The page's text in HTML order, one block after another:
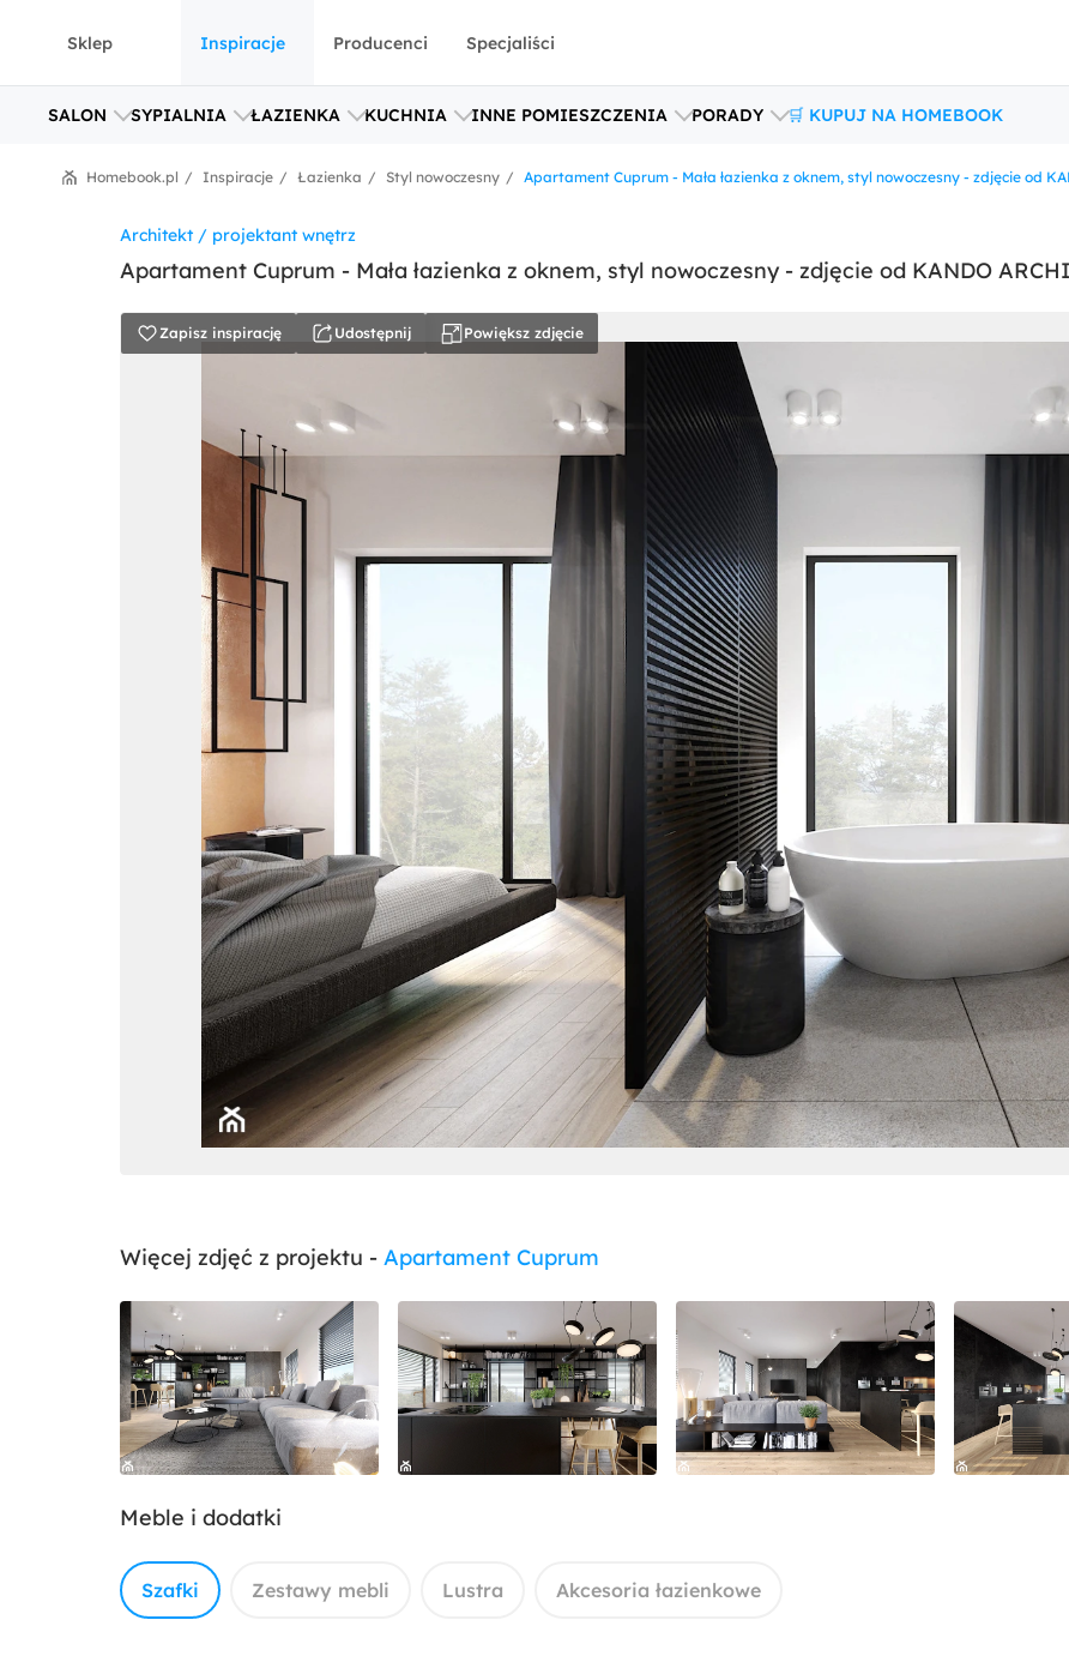
Sklep Inspiracje
SALON SYPIALNIA ŁAZIENKA KUCHNIA INNE POMIESZCZENIA PORADY 🛒 KUPUJ NA HOMEBOOK
Producenci Specjaliści
Apartament Cuprum - Mała łazienka z oknem, styl nowoczesny - zdjęcie od
Styl nowoczesny
Łazienka
Inspiracje
Homebook.pl
Architekt / projektant wnętrz
Apartament Cuprum - Mała łazienka z oknem, styl nowoczesny - zdjęcie od KANDO
Zapisz inspirację Udostępnij Powiększ zdjęcie
Więcej zdjęć z projektu - Apartament Cuprum
Meble i dodatki
Szafki Zestawy mebli Lustra Akcesoria łazienkowe